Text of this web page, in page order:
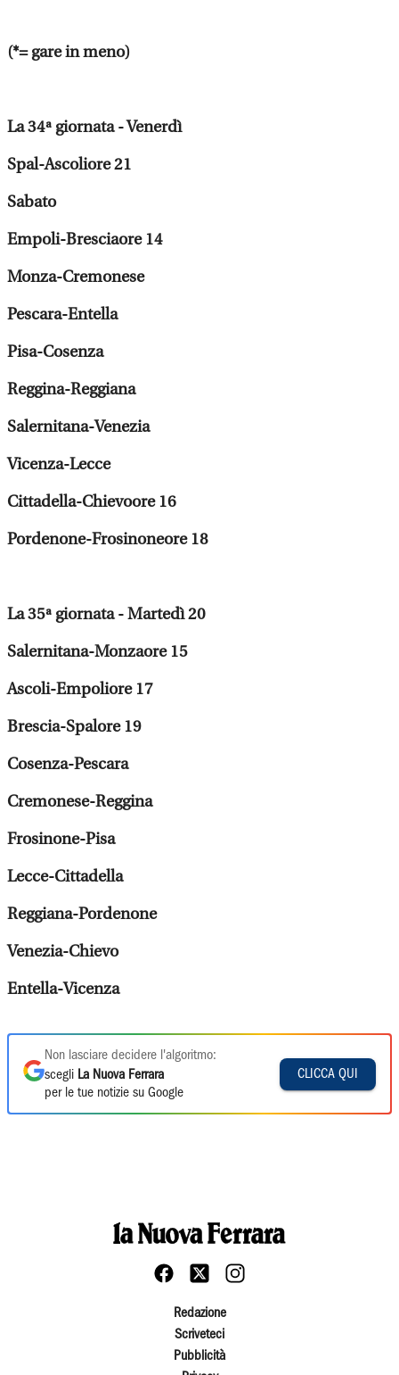
(*= gare in meno)
La 34ª giornata - Venerdì
Spal-Ascoliore 21
Sabato
Empoli-Bresciaore 14
Monza-Cremonese
Pescara-Entella
Pisa-Cosenza
Reggina-Reggiana
Salernitana-Venezia
Vicenza-Lecce
Cittadella-Chievoore 16
Pordenone-Frosinoneore 18
La 35ª giornata - Martedì 20
Salernitana-Monzaore 15
Ascoli-Empoliore 17
Brescia-Spalore 19
Cosenza-Pescara
Cremonese-Reggina
Frosinone-Pisa
Lecce-Cittadella
Reggiana-Pordenone
Venezia-Chievo
Entella-Vicenza
Non lasciare decidere l'algoritmo:
scegli La Nuova Ferrara
per le tue notizie su Google
CLICCA QUI
Redazione
Scriveteci
Pubblicità